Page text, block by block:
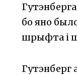
бо яно
шрыфта і
Гутэнберг